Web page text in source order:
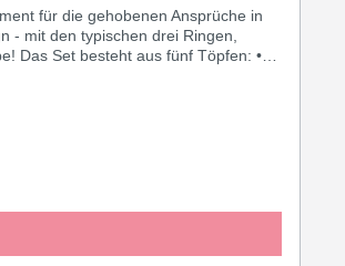
für die gehobenen Ansprüche in
- mit den typischen drei Ringen,
Das Set besteht aus fünf Töpfen: •